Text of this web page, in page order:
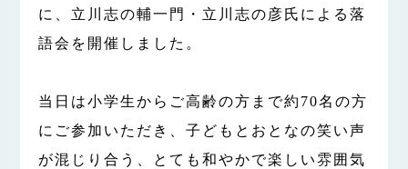
に、立川志の輔一門・立川志の彦氏による落
語会を開催しました。
当日は小学生からご高齢の方まで約70名の方
にご参加いただき、子どもとおとなの笑い声
が混じり合う、とても和やかで楽しい雰囲気